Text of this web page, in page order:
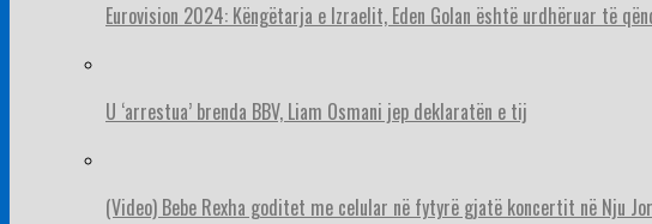
Eurovision 2024: Këngëtarja e Izraelit, Eden Golan është urdhëruar të
U ‘arrestua’ brenda BBV, Liam Osmani jep deklaratën e tij
(Video) Bebe Rexha goditet me celular në fytyrë gjatë koncertit në Nju